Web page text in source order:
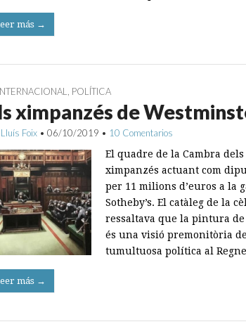
más →
, POLÍTICA
ximpanzés de
Lluís Foix • 06/10/2019 • 10 Comentarios
El quadre de la Cambra
ximpanzés actuant com
per 11 milions d’euros a la
Sotheby’s. El catàleg de la
ressaltava que la pintura
és una visió premonitòria
tumultuosa política al
más →